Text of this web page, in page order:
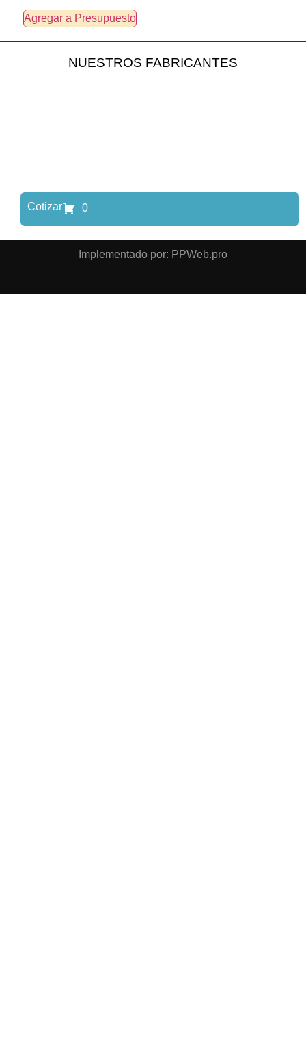
Agregar a Presupuesto
NUESTROS FABRICANTES
Cotizar 0
Implementado por: PPWeb.pro